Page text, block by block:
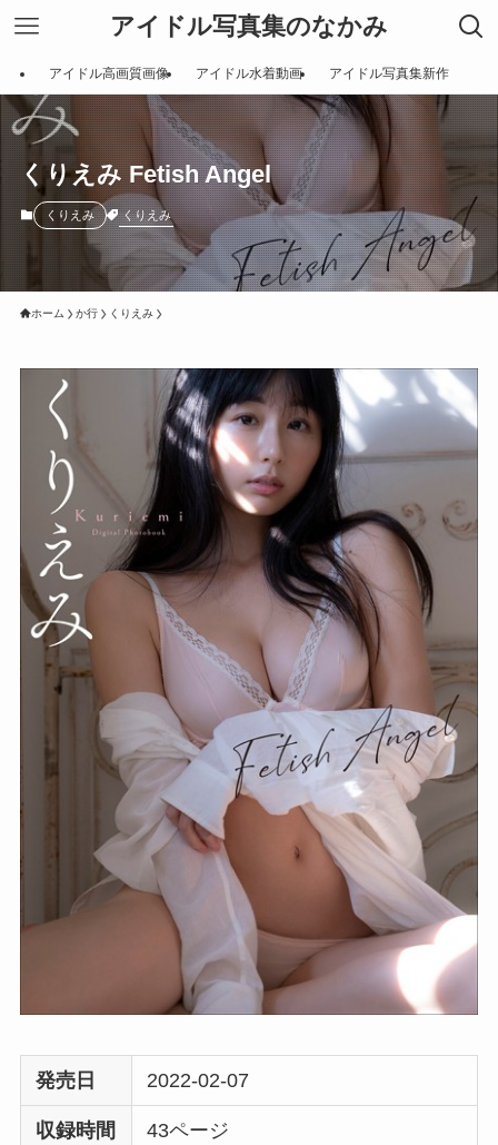
アイドル写真集のなかみ
アイドル高画質画像 アイドル水着動画 アイドル写真集新作
くりえみ Fetish Angel
くりえみ くりえみ
ホーム か行 くりえみ
発売日 2022-02-07
収録時間 43ページ